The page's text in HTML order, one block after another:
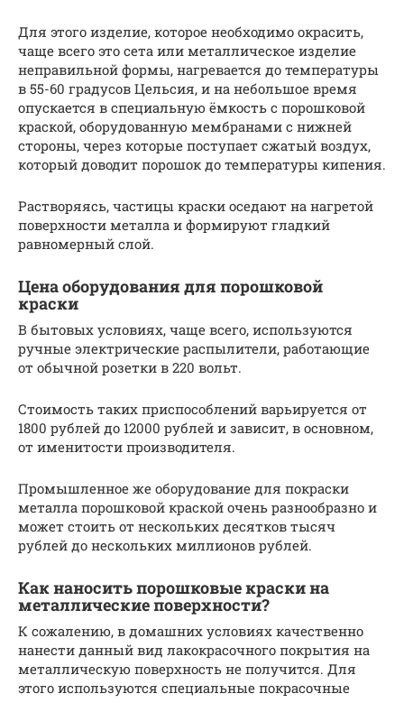
Для этого изделие, которое необходимо окрасить,
чаще всего это сета или металлическое изделие
неправильной формы, нагревается до температуры
в 55-60 градусов Цельсия, и на небольшое время
опускается в специальную ёмкость с порошковой
краской, оборудованную мембранами с нижней
стороны, через которые поступает сжатый воздух,
который доводит порошок до температуры кипения.
Растворяясь, частицы краски оседают на нагретой
поверхности металла и формируют гладкий
равномерный слой.
Цена оборудования для порошковой
краски
В бытовых условиях, чаще всего, используются
ручные электрические распылители, работающие
от обычной розетки в 220 вольт.
Стоимость таких приспособлений варьируется от
1800 рублей до 12000 рублей и зависит, в основном,
от именитости производителя.
Промышленное же оборудование для покраски
металла порошковой краской очень разнообразно и
может стоить от нескольких десятков тысяч
рублей до нескольких миллионов рублей.
Как наносить порошковые краски на
металлические поверхности?
К сожалению, в домашних условиях качественно
нанести данный вид лакокрасочного покрытия на
металлическую поверхность не получится. Для
этого используются специальные покрасочные